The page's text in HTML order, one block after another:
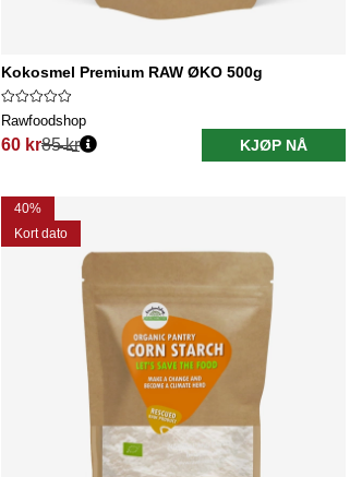
Kokosmel Premium RAW ØKO 500g
Rawfoodshop
60 kr
Vanlig pris:
85 kr KJØP NÅ
40%
Kort dato